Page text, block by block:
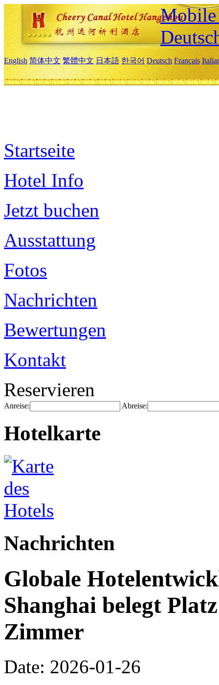
Mobile
English 简体中文 繁體中文 日本語 한국어 Deutsch Français
Startseite
Hotel Info
Jetzt buchen
Ausstattung
Fotos
Nachrichten
Bewertungen
Kontakt
Reservieren
Anreise: Abreise:
Hotelkarte
Nachrichten
Globale
Shanghai belegt
Zimmer
Date: 2026-01-26